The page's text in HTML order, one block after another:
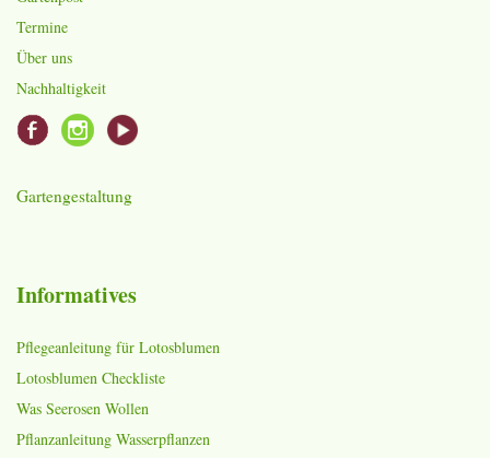
Termine
Über uns
Nachhaltigkeit
Gartengestaltung
Informatives
Pflegeanleitung für Lotosblumen
Lotosblumen Checkliste
Was Seerosen Wollen
Pflanzanleitung Wasserpflanzen